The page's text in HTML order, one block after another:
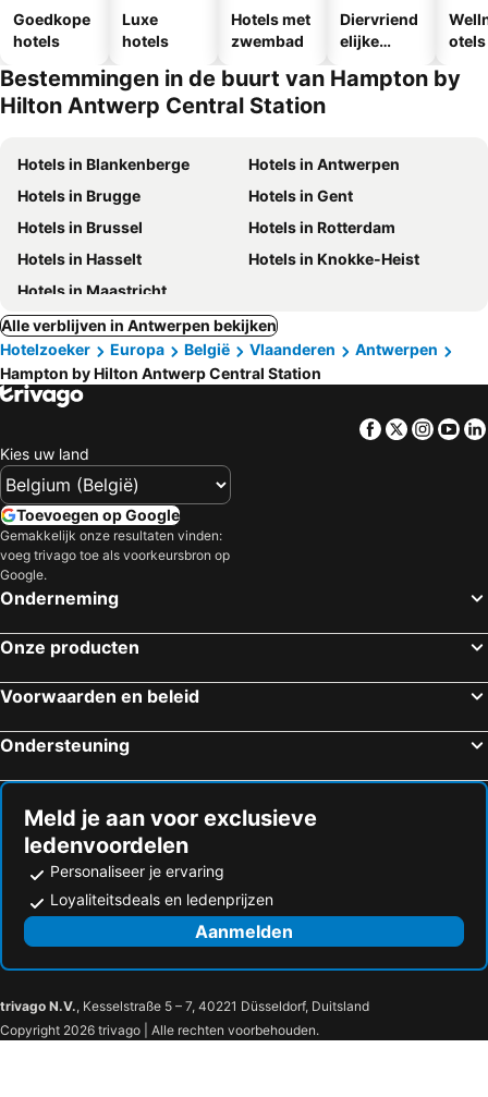
Goedkope
hotels
Luxe
hotels
Hotels met
zwembad
Diervriend
elijke
otels
Bestemmingen in de buurt van Hampton by
Hilton Antwerp Central Station
Hotels in Blankenberge
Hotels in Antwerpen
Hotels in Brugge
Hotels in Gent
Hotels in Brussel
Hotels in Rotterdam
Hotels in Hasselt
Hotels in Knokke-Heist
Hotels in Maastricht
Alle verblijven in Antwerpen bekijken
Hotelzoeker
Europa België Vlaanderen
Antwerpen
Hampton by Hilton Antwerp Central Station
Facebook
Twitter
Kies uw land
Toevoegen op Google
Gemakkelijk onze resultaten vinden:
voeg trivago toe als voorkeursbron op
Google.
Onderneming
Onze producten
Voorwaarden en beleid
Ondersteuning
Meld je aan voor exclusieve
ledenvoordelen
Personaliseer je ervaring
Loyaliteitsdeals en ledenprijzen
Aanmelden
trivago N.V., Kesselstraße 5 – 7, 40221 Düsseldorf, Duitsland
Copyright 2026 trivago | Alle rechten voorbehouden.